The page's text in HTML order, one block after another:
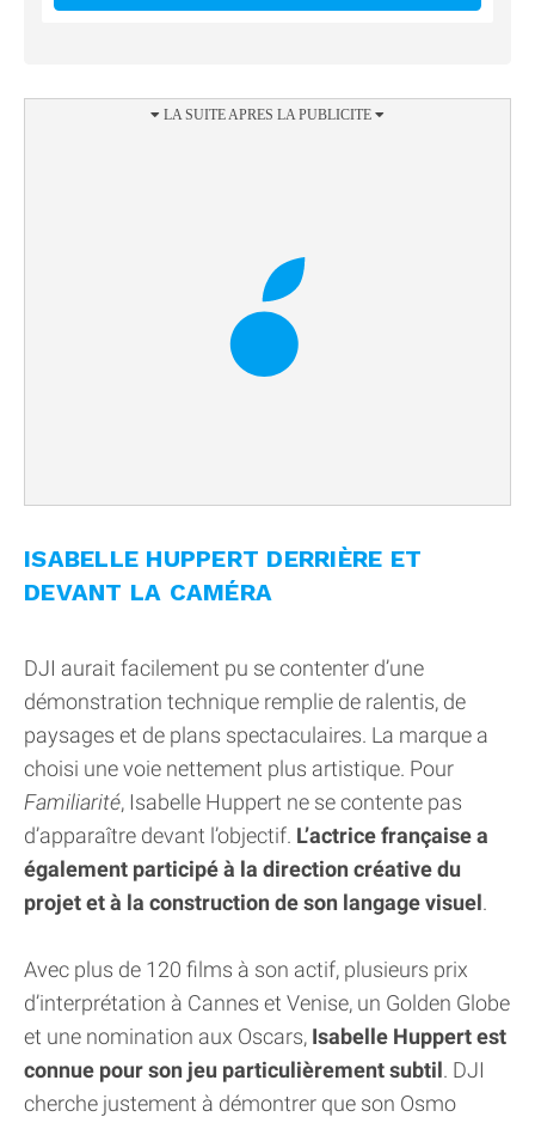
ISABELLE HUPPERT DERRIÈRE ET
DEVANT LA CAMÉRA
DJI aurait facilement pu se contenter d’une
démonstration technique remplie de ralentis, de
paysages et de plans spectaculaires. La marque a
choisi une voie nettement plus artistique. Pour
Familiarité, Isabelle Huppert ne se contente pas
d’apparaître devant l’objectif. L’actrice française a
également participé à la direction créative du
projet et à la construction de son langage visuel.
Avec plus de 120 films à son actif, plusieurs prix
d’interprétation à Cannes et Venise, un Golden Globe
et une nomination aux Oscars, Isabelle Huppert est
connue pour son jeu particulièrement subtil. DJI
cherche justement à démontrer que son Osmo